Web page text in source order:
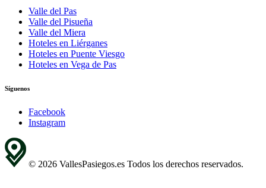
Valle del Pas
Valle del Pisueña
Valle del Miera
Hoteles en Liérganes
Hoteles en Puente Viesgo
Hoteles en Vega de Pas
Síguenos
Facebook
Instagram
© 2026 VallesPasiegos.es Todos los derechos reservados.